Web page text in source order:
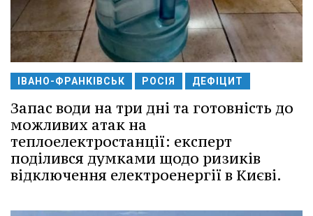
ІВАНО-ФРАНКІВСЬК РОСІЯ ДЕФІЦИТ
Запас води на три дні та готовність до
можливих атак на
теплоелектростанції: експерт
поділився думками щодо ризиків
відключення електроенергії в Києві.